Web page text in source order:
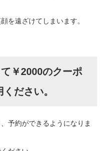
を遠ざけてしまいます。
￥2000のクーポ
ださい。
予約ができるようになりま